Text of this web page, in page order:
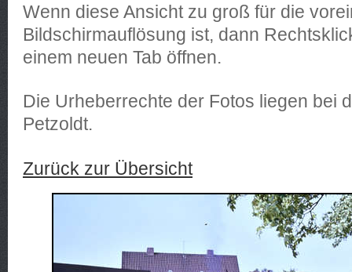
Wenn diese Ansicht zu groß für die
Bildschirmauflösung ist, dann
einem neuen Tab öffnen.
Die Urheberrechte der Fotos liegen bei
Petzoldt.
Zurück zur Übersicht